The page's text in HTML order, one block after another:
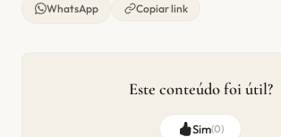
WhatsApp
Copiar link
Este conteúdo foi útil?
Sim(0)